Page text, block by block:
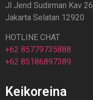
Jl Jend Sudirman Kav 26
Jakarta Selatan 12920
HOTLINE CHAT
+62 85779735888
+62 85186897389
Keikoreina